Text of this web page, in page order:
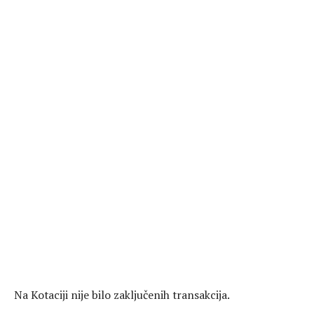
Na Kotaciji nije bilo zaključenih transakcija.